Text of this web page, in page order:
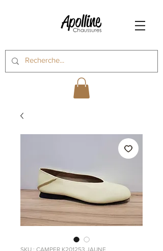
SKU : CAMPER K201253 JAUNE